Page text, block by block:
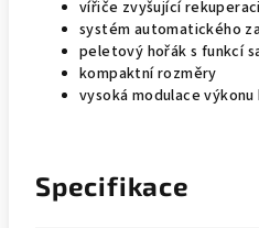
vířiče zvyšující
systém automatického
peletový hořák s funkcí
kompaktní rozměry
vysoká modulace výkonu
Specifikace